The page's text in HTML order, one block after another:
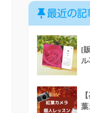
最近の記
[
葉